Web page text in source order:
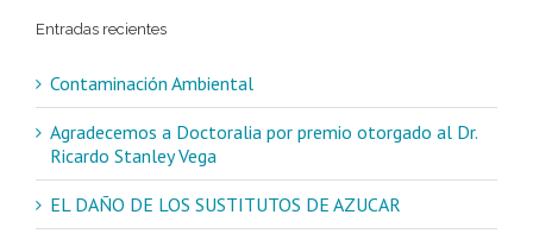
Entradas recientes
Contaminación Ambiental
Agradecemos a Doctoralia por premio otorgado al Dr.
Ricardo Stanley Vega
EL DAÑO DE LOS SUSTITUTOS DE AZUCAR